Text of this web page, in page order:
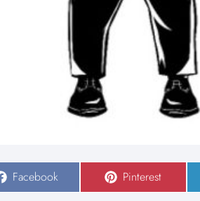
S
Facebook S
Pinterest